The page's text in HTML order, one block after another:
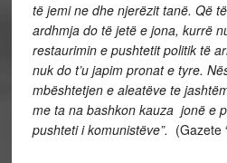
të jemi ne dhe njerëzit tanë. Që
ardhmja do të jetë e jona, kurrë
restaurimin e pushtetit politik të
nuk do t’u japim pronat e tyre.
mbështetjen e aleatëve te
me ta na bashkon kauza jonë e
pushteti i komunistëve”. (Gazete